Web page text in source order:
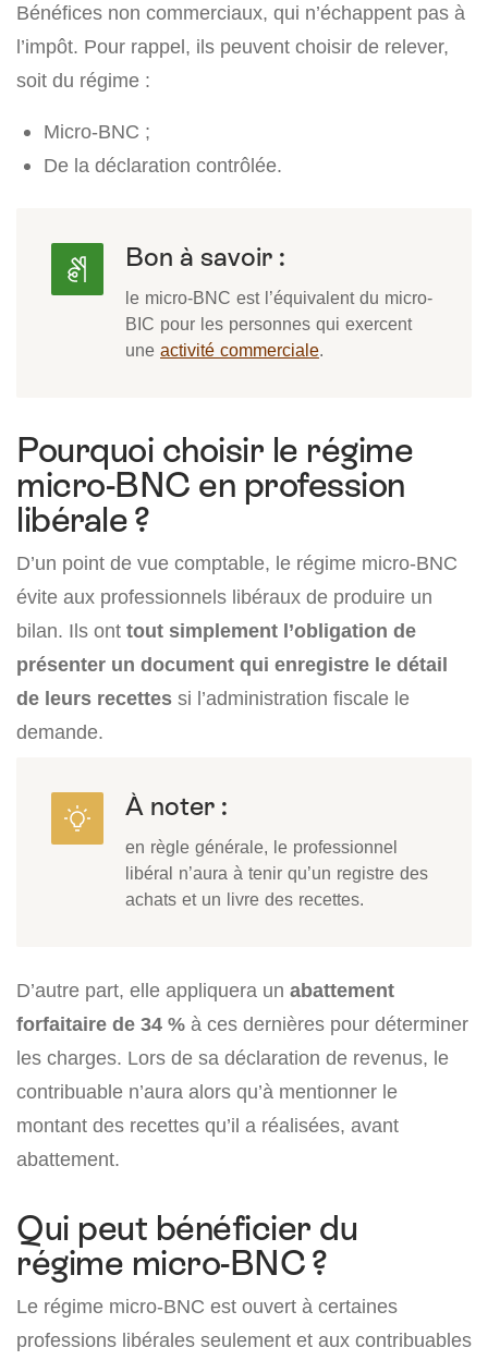
Bénéfices non commerciaux, qui n’échappent pas à
l’impôt. Pour rappel, ils peuvent choisir de relever,
soit du régime :
Micro-BNC ;
De la déclaration contrôlée.
Bon à savoir :
le micro-BNC est l’équivalent du micro-
BIC pour les personnes qui exercent
une activité commerciale.
Pourquoi choisir le régime
micro-BNC en profession
libérale ?
D’un point de vue comptable, le régime micro-BNC
évite aux professionnels libéraux de produire un
bilan. Ils ont tout simplement l’obligation de
présenter un document qui enregistre le détail
de leurs recettes si l’administration fiscale le
demande.
À noter :
en règle générale, le professionnel
libéral n’aura à tenir qu’un registre des
achats et un livre des recettes.
D’autre part, elle appliquera un abattement
forfaitaire de 34 % à ces dernières pour déterminer
les charges. Lors de sa déclaration de revenus, le
contribuable n’aura alors qu’à mentionner le
montant des recettes qu’il a réalisées, avant
abattement.
Qui peut bénéficier du
régime micro-BNC ?
Le régime micro-BNC est ouvert à certaines
professions libérales seulement et aux contribuables